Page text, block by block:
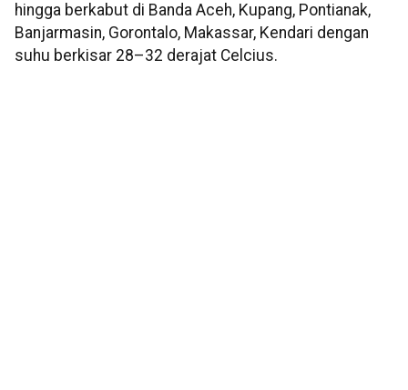
hingga berkabut di Banda Aceh, Kupang, Pontianak,
Banjarmasin, Gorontalo, Makassar, Kendari dengan
suhu berkisar 28–32 derajat Celcius.